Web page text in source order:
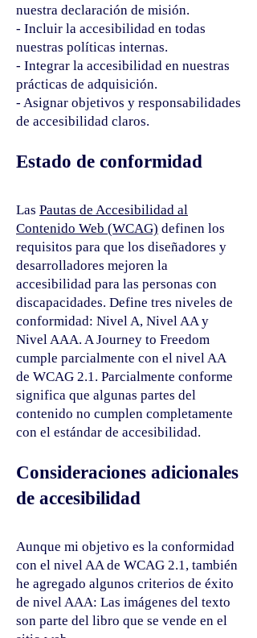
nuestra declaración de misión.
- Incluir la accesibilidad en todas
nuestras políticas internas.
- Integrar la accesibilidad en nuestras
prácticas de adquisición.
- Asignar objetivos y responsabilidades
de accesibilidad claros.
Estado de conformidad
Las Pautas de Accesibilidad al
Contenido Web (WCAG) definen los
requisitos para que los diseñadores y
desarrolladores mejoren la
accesibilidad para las personas con
discapacidades. Define tres niveles de
conformidad: Nivel A, Nivel AA y
Nivel AAA. A Journey to Freedom
cumple parcialmente con el nivel AA
de WCAG 2.1. Parcialmente conforme
significa que algunas partes del
contenido no cumplen completamente
con el estándar de accesibilidad.
Consideraciones adicionales
de accesibilidad
Aunque mi objetivo es la conformidad
con el nivel AA de WCAG 2.1, también
he agregado algunos criterios de éxito
de nivel AAA: Las imágenes del texto
son parte del libro que se vende en el